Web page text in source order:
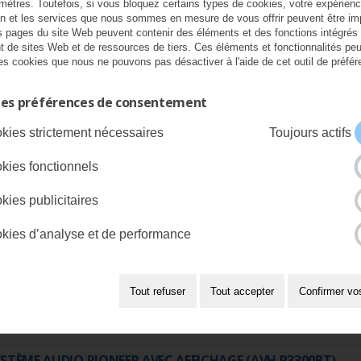
audio Pioneer et
audio, vidéo et de connectivité de
s’est associée avec Pioneer
pour offrir des systèmes
dans certains modèles
Toutefois, si vous bloquez certains types de cookies, votre
et les services que nous sommes en mesure de vous offrir peuvent être
pages du site Web peuvent contenir des éléments et des fonctions intégrés
de sites Web et de ressources de tiers. Ces éléments et fonctionnalités
cookies que nous ne pouvons pas désactiver à l'aide de cet outil de
préférences de consentement
strictement nécessaires Toujours actifs
fonctionnels
publicitaires
d’analyse et de performance
Tout refuser Tout accepter Confirmer